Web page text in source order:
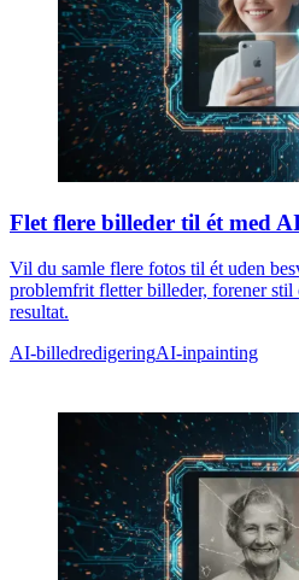
Flet flere billeder til ét med
Vil du samle flere fotos til ét uden
problemfrit fletter billeder, forener
resultat.
AI-billedredigeringAI-inpainting